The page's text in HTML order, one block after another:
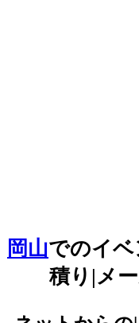
岡山でのイベ
積り|メ